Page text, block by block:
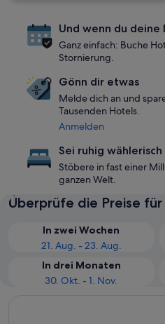
Und wenn du
Ganz einfach: Buche
Stornierung.
Gönn dir etwas
Melde dich an und
Tausenden Hotels.
Anmelden
Sei ruhig wählerisch
Stöbere in fast einer
ganzen Welt.
Überprüfe die Preise
In zwei Wochen
21. Aug. - 23. Aug.
In drei Monaten
30. Okt. - 1. Nov.